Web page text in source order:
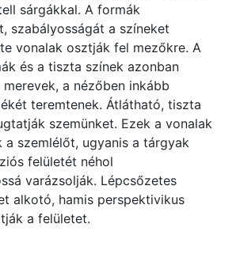
sárgákkal. A formák
szabályosságát a színeket
vonalak osztják fel mezőkre. A
és a tiszta színek azonban
a nézőben inkább
teremtenek. Átlátható, tiszta
szemünket. Ezek a vonalak
a szemlélőt, ugyanis a tárgyak
felületét néhol
varázsolják. Lépcsőzetes
alkotó, hamis perspektivikus
a felületet.